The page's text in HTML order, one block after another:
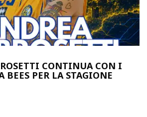
CONTINUA CON I
BEES PER LA STAGIONE